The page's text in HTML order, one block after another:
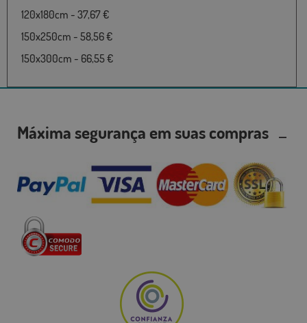
120x180cm - 37,67 €
150x250cm - 58,56 €
150x300cm - 66,55 €
Máxima segurança em suas compras